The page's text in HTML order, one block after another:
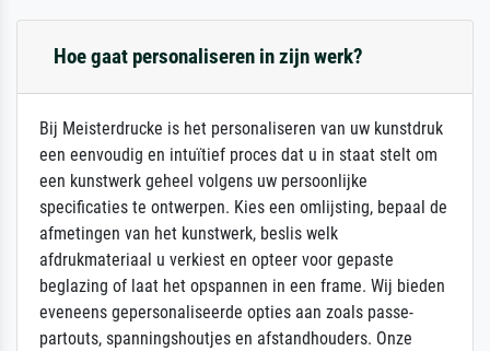
Hoe gaat personaliseren in zijn werk?
Bij Meisterdrucke is het personaliseren van uw kunstdruk
een eenvoudig en intuïtief proces dat u in staat stelt om
een kunstwerk geheel volgens uw persoonlijke
specificaties te ontwerpen. Kies een omlijsting, bepaal de
afmetingen van het kunstwerk, beslis welk
afdrukmateriaal u verkiest en opteer voor gepaste
beglazing of laat het opspannen in een frame. Wij bieden
eveneens gepersonaliseerde opties aan zoals passe-
partouts, spanningshoutjes en afstandhouders. Onze